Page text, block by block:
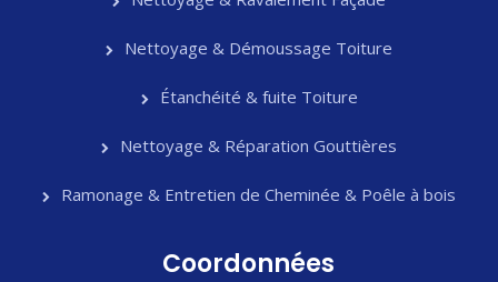
Nettoyage & Démoussage Toiture
Étanchéité & fuite Toiture
Nettoyage & Réparation Gouttières
Ramonage & Entretien de Cheminée & Poêle à bois
Coordonnées